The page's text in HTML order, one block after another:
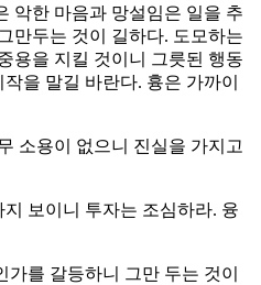
악한 마음과 망설임은 일을 추
만두는 것이 길하다. 도모하는
용을 지킬 것이니 그릇된 행동
을 말길 바란다. 흉은 가까이
소용이 없으니 진실을 가지고
보이니 투자는 조심하라. 융
를 갈등하니 그만 두는 것이